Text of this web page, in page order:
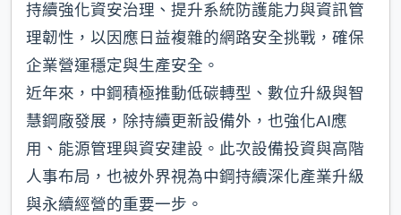
持續強化資安治理、提升系統防護能力與資訊管
理韌性，以因應日益複雜的網路安全挑戰，確保
企業營運穩定與生產安全。
近年來，中鋼積極推動低碳轉型、數位升級與智
慧鋼廠發展，除持續更新設備外，也強化AI應
用、能源管理與資安建設。此次設備投資與高階
人事布局，也被外界視為中鋼持續深化產業升級
與永續經營的重要一步。